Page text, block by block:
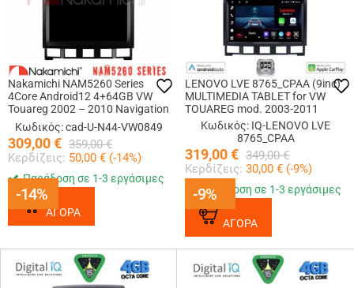
-14%
Nakamichi NAM5260 Series
4Core Android12 4+64GB VW
Touareg 2002 – 2010 Navigation
Multimedia Tablet 9 Με Carplay
&amp; Android Auto
Κωδικός: cad-U-N44-VW0849
309,00€ 359,00 €
Κερδίζεις: 50,00 € (-14%)
-14%
Παράδοση σε 1-3 εργάσιμες
ΑΓΟΡΑ
-9%
LENOVO LVE 8765_CPAA (9inc)
MULTIMEDIA TABLET for VW
TOUAREG mod. 2003-2011
Κωδικός: IQ-LENOVO LVE
8765_CPAA
319,00€ 349,00 €
Κερδίζεις: 30,00 € (-9%)
-9%
Παράδοση σε 1-3 εργάσιμες
ΑΓΟΡΑ